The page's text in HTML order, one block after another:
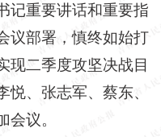
记重要讲话和重要指
议部署，慎终如始打
现二季度攻坚决战目
、张志军、蔡东、
议。